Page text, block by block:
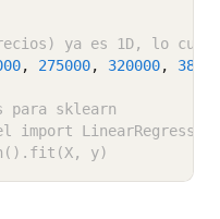
ya es 1D, lo cual
, 275000, 320000,
para sklearn
import LinearRegression
y)